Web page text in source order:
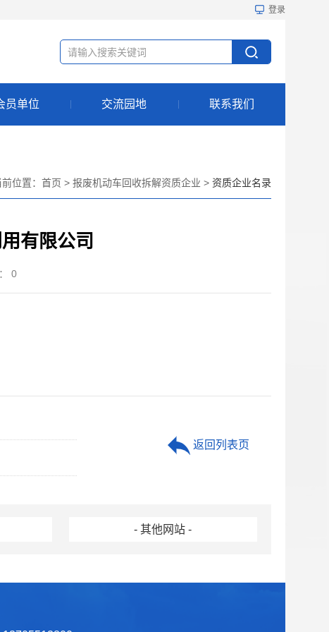
登录
员单位 交流园地 联系我们
前位置： 首页 > 报废机动车回收拆解资质企业 > 资质企业名录
有限公司
0
返回列表页
- 其他网站 -